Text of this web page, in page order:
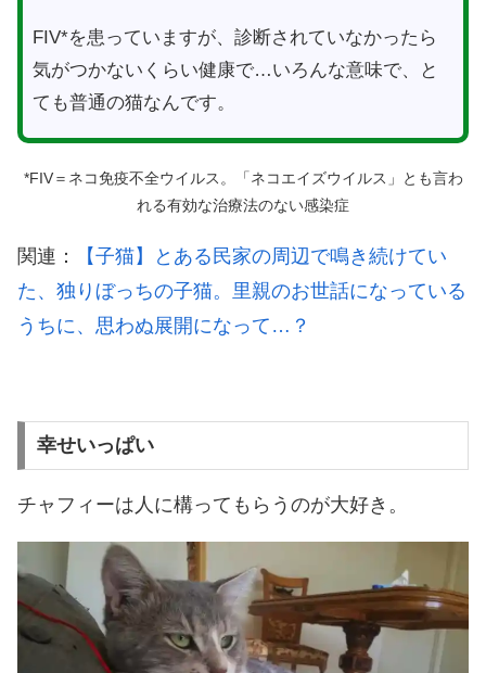
FIV*を患っていますが、診断されていなかったら
気がつかないくらい健康で…いろんな意味で、と
ても普通の猫なんです。
*FIV＝ネコ免疫不全ウイルス。「ネコエイズウイルス」とも言わ
れる有効な治療法のない感染症
関連：
【子猫】とある民家の周辺で鳴き続けてい
た、独りぼっちの子猫。里親のお世話になっている
うちに、思わぬ展開になって…？
幸せいっぱい
チャフィーは人に構ってもらうのが大好き。